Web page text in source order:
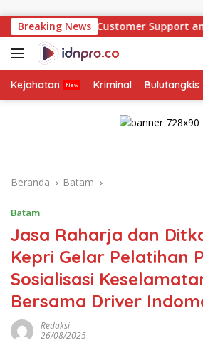
ke
konten
Breaking News
Support and Service Quality: A
Kejahatan Kriminal Bulutangkis
Beranda Batam
Batam
Jasa Raharja dan
Kepri Gelar Pelatihan
Sosialisasi
Bersama Driver
Redaksi
26/08/2025